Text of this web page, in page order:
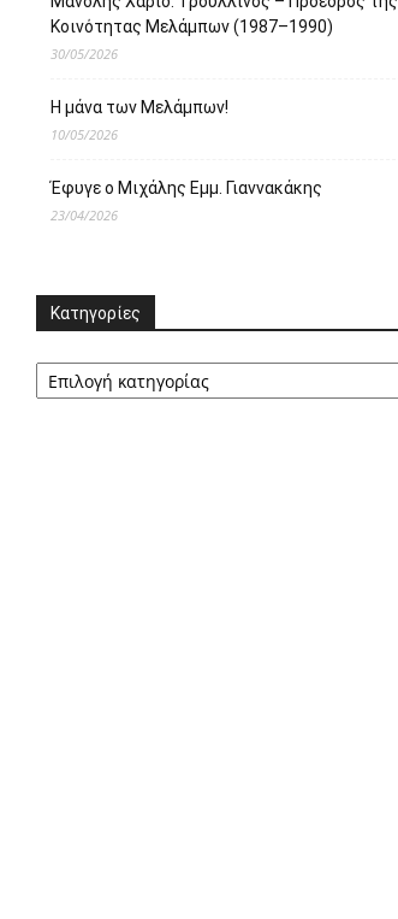
Κοινότητας Μελάμπων (1987–1990)
30/05/2026
Η μάνα των Μελάμπων!
10/05/2026
Έφυγε ο Μιχάλης Εμμ. Γιαννακάκης
23/04/2026
Κατηγορίες
Κατηγορίες